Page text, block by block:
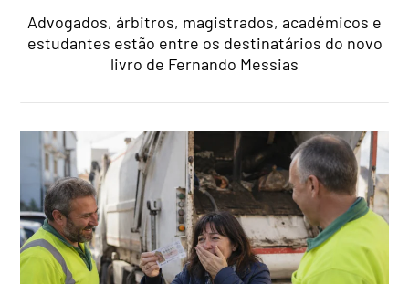
Advogados, árbitros, magistrados, académicos e
estudantes estão entre os destinatários do novo
livro de Fernando Messias